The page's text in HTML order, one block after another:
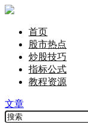
首页
股市热点
炒股技巧
指标公式
教程资源
文章